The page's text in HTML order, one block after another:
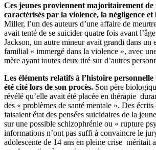
Ces jeunes proviennent majoritairement de
caractérisés par la violence, la négligence et
Miller, l’un des auteurs d’une affaire de
avait tenté de se suicider quatre fois avant
Jackson, un autre mineur avait grandi dans un
familial « immergé dans la violence », avec
mère ayant toutes deux tiré sur d’autres
Les éléments relatifs à l’histoire
été cité lors de son procès. Son père
révélé qu’elle avait été placée en thérapie
des « problèmes de santé mentale ». Des
faisaient état des pensées suicidaires de la
sur une possible schizophrénie ou « rupture
informations n’ont pas suffi à convaincre le
adolescente de 14 ans en pleine crise méritait